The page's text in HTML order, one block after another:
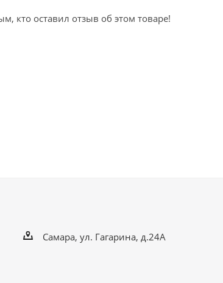
кто оставил отзыв об этом товаре!
Самара, ул. Гагарина, д.24А